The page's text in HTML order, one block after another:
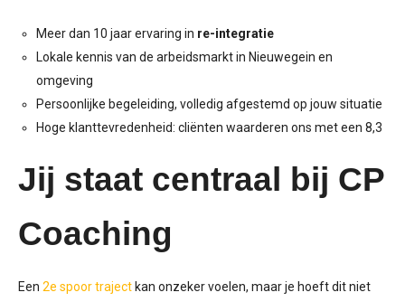
Meer dan 10 jaar ervaring in re-integratie
Lokale kennis van de arbeidsmarkt in Nieuwegein en
omgeving
Persoonlijke begeleiding, volledig afgestemd op jouw situatie
Hoge klanttevredenheid: cliënten waarderen ons met een 8,3
Jij staat centraal
bij CP
Coaching
Een 2e spoor traject kan onzeker voelen, maar je hoeft dit niet